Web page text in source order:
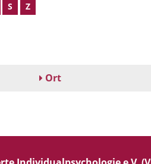
S Z
Ort